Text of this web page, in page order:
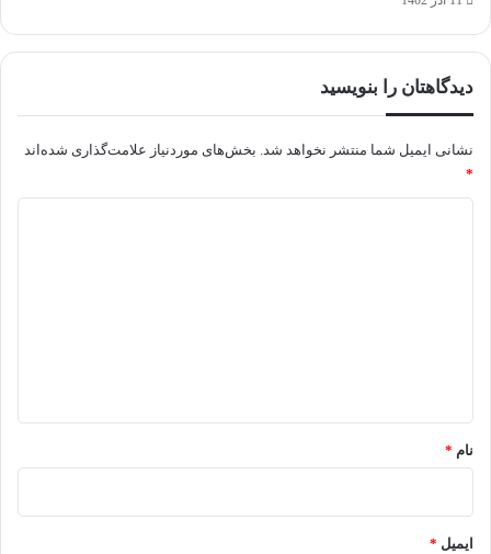
دیدگاهتان را بنویسید
نشانی ایمیل شما منتشر نخواهد شد. بخش‌های موردنیاز علامت‌گذاری شده‌اند
*
نام *
ایمیل *